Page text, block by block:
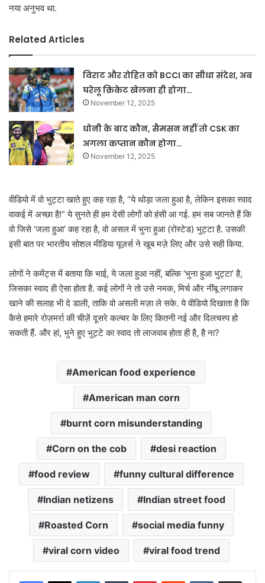
नया अनुभव था.
Related Articles
विराट और रोहित को BCCI का सीधा संदेश, अब
घरेलू क्रिकेट खेलना ही होगा…
November 12, 2025
धोनी के बाद कौन, सैमसन नहीं तो CSK का
अगला कप्तान कौन होगा…
November 12, 2025
वीडियो में वो भुट्टा खाते हुए कह रहा है, “ये थोड़ा जला हुआ है, लेकिन इसका स्वाद
वाकई में अच्छा है!” ये सुनते ही हम देसी लोगों को हंसी आ गई. हम सब जानते हैं कि
वो जिसे ‘जला हुआ’ कह रहा है, वो असल में भुना हुआ (रोस्टेड) भुट्टा है. उसकी
इसी बात पर भारतीय सोशल मीडिया यूज़र्स ने खूब मज़े लिए और उसे सही किया.
लोगों ने कमेंट्स में बताया कि भाई, ये जला हुआ नहीं, बल्कि ‘भुना हुआ भुट्टा’ है,
जिसका स्वाद ही ऐसा होता है. कई लोगों ने तो उसे नमक, मिर्च और नींबू लगाकर
खाने की सलाह भी दे डाली, ताकि वो असली मज़ा ले सके. ये वीडियो दिखाता है कि
कैसे हमारे रोज़मर्रा की चीज़ें दूसरे कल्चर के लिए कितनी नई और दिलचस्प हो
सकती हैं. और हां, भुने हुए भुट्टे का स्वाद तो लाजवाब होता ही है, है ना?
American food experience
American man corn
burnt corn misunderstanding
Corn on the cob desi reaction
food review funny cultural difference
Indian netizens Indian street food
Roasted Corn social media funny
viral corn video viral food trend
LinkedInTumblr PinterestReddit VKontakteShare via Email